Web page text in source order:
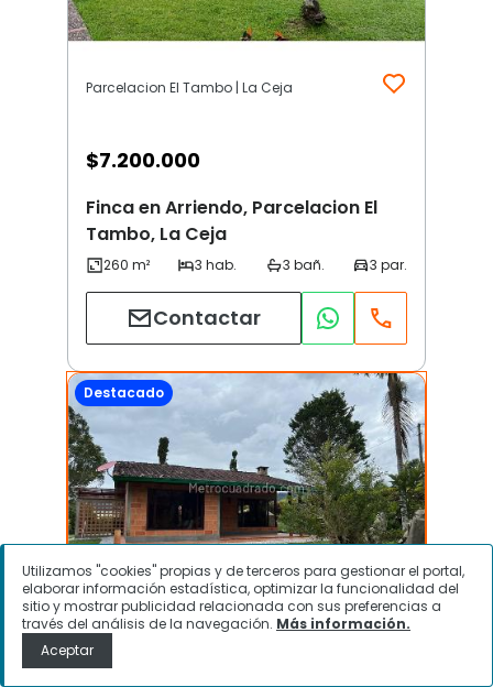
Parcelacion El Tambo | La Ceja
$7.200.000
Finca en Arriendo, Parcelacion El
Tambo, La Ceja
Contactar
Destacado
Vereda San Nicolas | La Ceja
Utilizamos "cookies" propias y de terceros para gestionar el portal,
elaborar información estadística, optimizar la funcionalidad del
sitio y mostrar publicidad relacionada con sus preferencias a
través del análisis de la navegación. Más información.
Aceptar